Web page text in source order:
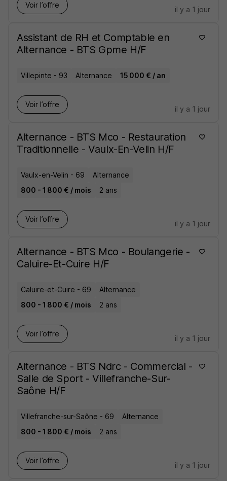
Voir l’offre
il y a 1 jour
Assistant de RH et Comptable en
Alternance - BTS Gpme H/F
Villepinte - 93 Alternance 15 000 € / an
Voir l’offre
il y a 1 jour
Alternance - BTS Mco - Restauration
Traditionnelle - Vaulx-En-Velin H/F
Vaulx-en-Velin - 69
Alternance
800 - 1 800 € / mois
2 ans
Voir l’offre
il y a 1 jour
Alternance - BTS Mco - Boulangerie -
Caluire-Et-Cuire H/F
Caluire-et-Cuire - 69
Alternance
800 - 1 800 € / mois
2 ans
Voir l’offre
il y a 1 jour
Alternance - BTS Ndrc - Commercial -
Salle de Sport - Villefranche-Sur-
Saône H/F
Villefranche-sur-Saône - 69
Alternance
800 - 1 800 € / mois
2 ans
Voir l’offre
il y a 1 jour